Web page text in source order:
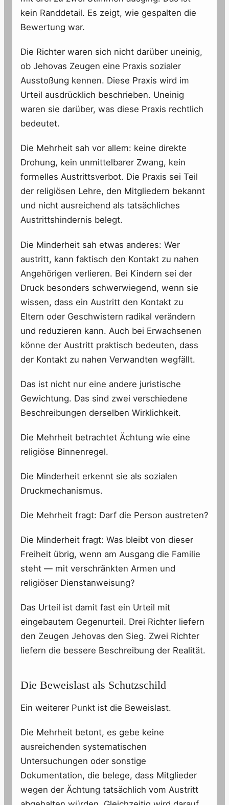
kein Randdetail. Es zeigt, wie gespalten die
Bewertung war.
Die Richter waren sich nicht darüber uneinig,
ob Jehovas Zeugen eine Praxis sozialer
Ausstoßung kennen. Diese Praxis wird im
Urteil ausdrücklich beschrieben. Uneinig
waren sie darüber, was diese Praxis rechtlich
bedeutet.
Die Mehrheit sah vor allem: keine direkte
Drohung, kein unmittelbarer Zwang, kein
formelles Austrittsverbot. Die Praxis sei Teil
der religiösen Lehre, den Mitgliedern bekannt
und nicht ausreichend als tatsächliches
Austrittshindernis belegt.
Die Minderheit sah etwas anderes: Wer
austritt, kann faktisch den Kontakt zu nahen
Angehörigen verlieren. Bei Kindern sei der
Druck besonders schwerwiegend, wenn sie
wissen, dass ein Austritt den Kontakt zu
Eltern oder Geschwistern radikal verändern
und reduzieren kann. Auch bei Erwachsenen
könne der Austritt praktisch bedeuten, dass
der Kontakt zu nahen Verwandten wegfällt.
Das ist nicht nur eine andere juristische
Gewichtung. Das sind zwei verschiedene
Beschreibungen derselben Wirklichkeit.
Die Mehrheit betrachtet Ächtung wie eine
religiöse Binnenregel.
Die Minderheit erkennt sie als sozialen
Druckmechanismus.
Die Mehrheit fragt: Darf die Person austreten?
Die Minderheit fragt: Was bleibt von dieser
Freiheit übrig, wenn am Ausgang die Familie
steht — mit verschränkten Armen und
religiöser Dienstanweisung?
Das Urteil ist damit fast ein Urteil mit
eingebautem Gegenurteil. Drei Richter liefern
den Zeugen Jehovas den Sieg. Zwei Richter
liefern die bessere Beschreibung der Realität.
Die Beweislast als Schutzschild
Ein weiterer Punkt ist die Beweislast.
Die Mehrheit betont, es gebe keine
ausreichenden systematischen
Untersuchungen oder sonstige
Dokumentation, die belege, dass Mitglieder
wegen der Ächtung tatsächlich vom Austritt